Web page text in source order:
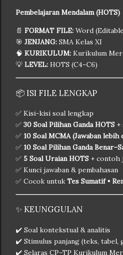
Pembelajaran Mendalam (HOTS)
📄 FORMAT FILE: Word
🎯 JENJANG: SMA Kelas XI
🧠 KURIKULUM: Kurikulum
💡 LEVEL: HOTS (C4–C6)
📦 ISI FILE LENGKAP
✅ Kisi-kisi soal lengkap
✅ 30 Soal Pilihan Ganda HOTS +
✅ 10 Soal MCMA (Jawaban
✅ 10 Soal Pilihan Ganda
✅ 5 Soal Uraian HOTS + contoh
✅ Kunci jawaban & pembahasan
✅ Cocok untuk Tes Sumatif •
✨ KEUNGGULAN
✔️ Soal kontekstual & analitis
✔️ Stimulus panjang (teks, tabel,
✔️ Selaras CP–TP Kurikulum